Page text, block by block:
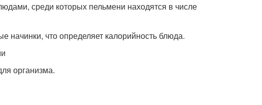
среди которых пельмени находятся в числе
начинки, что определяет калорийность блюда.
организма.